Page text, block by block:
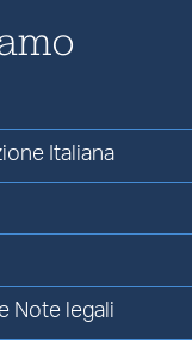
Italiana
Note legali